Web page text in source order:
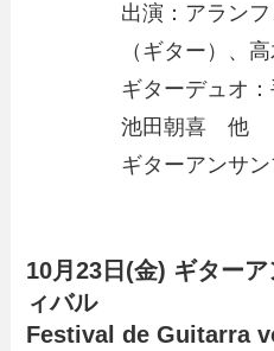
出演：アラン
（ギター）、
ギターデュオ：
池田朝喜 他
ギターアンサ
10月23日(金) ギター
ィバル
Festival de Guitarra